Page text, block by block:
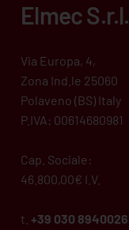
Elmec S.r.l.
Via Europa, 4,
Zona Ind.le 25060
Polaveno (BS) Italy
P.IVA: 00614680981
Cap. Sociale:
46.800,00€ I.V.
t.+39 030 8940026